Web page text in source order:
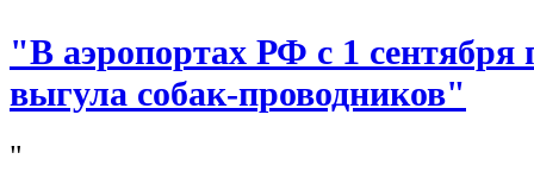
"В аэропортах РФ с 1 сентября
выгула собак-проводников"
"